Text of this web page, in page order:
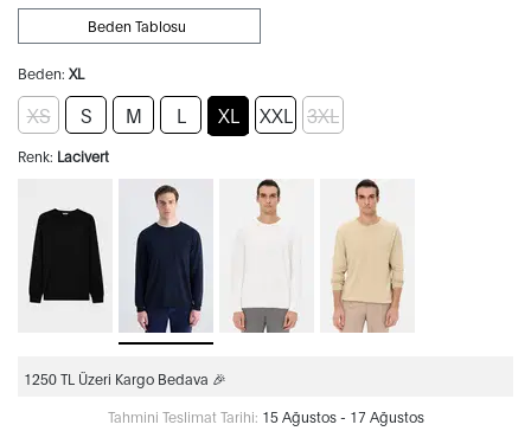
Beden: XL
Beden Tablosu
XS S M L XL XXL 3XL
Renk: Lacivert
1250 TL Üzeri Kargo Bedava 🎉
Tahmini Teslimat Tarihi: 15 Ağustos - 17 Ağustos